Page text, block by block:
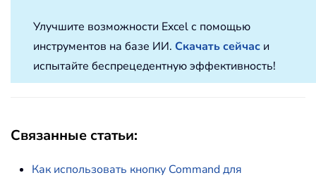
Улучшите возможности Excel с помощью
инструментов на базе ИИ. Скачать сейчас и
испытайте беспрецедентную эффективность!
Связанные статьи:
Как использовать кнопку Command для